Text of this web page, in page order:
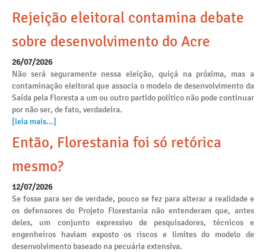
Rejeição eleitoral contamina debate
sobre desenvolvimento do Acre
26/07/2026
Não será seguramente nessa eleição, quiçá na próxima, mas a
contaminação eleitoral que associa o modelo de desenvolvimento da
Saída pela Floresta a um ou outro partido político não pode continuar
por não ser, de fato, verdadeira.
[leia mais...]
Então, Florestania foi só retórica
mesmo?
12/07/2026
Se fosse para ser de verdade, pouco se fez para alterar a realidade e
os defensores do Projeto Florestania não entenderam que, antes
deles, um conjunto expressivo de pesquisadores, técnicos e
engenheiros haviam exposto os riscos e limites do modelo de
desenvolvimento baseado na pecuária extensiva.